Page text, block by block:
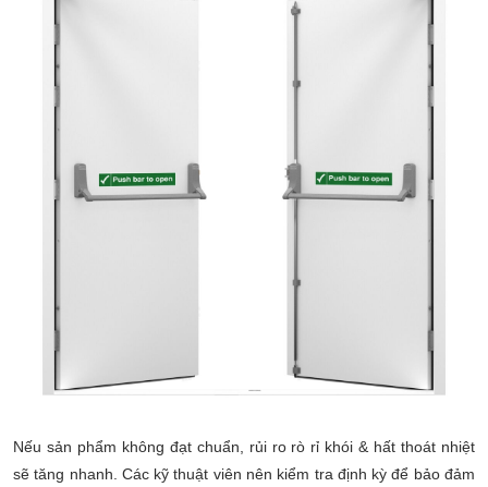
Nếu sản phẩm không đạt chuẩn, rủi ro rò rỉ khói & hất thoát nhiệt
sẽ tăng nhanh. Các kỹ thuật viên nên kiểm tra định kỳ để bảo đảm